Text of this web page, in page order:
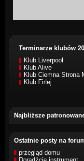
Terminarze klubów
Klub Liverpool
Klub Alive
Klub Ciemna Strona
Klub Firlej
Najbliższe
Ostatnie posty na
przegląd domu